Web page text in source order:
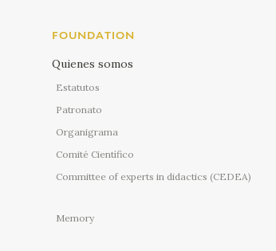
FOUNDATION
Quienes somos
Estatutos
Patronato
Organigrama
Comité Científico
Committee of experts in didactics (CEDEA)
Memory